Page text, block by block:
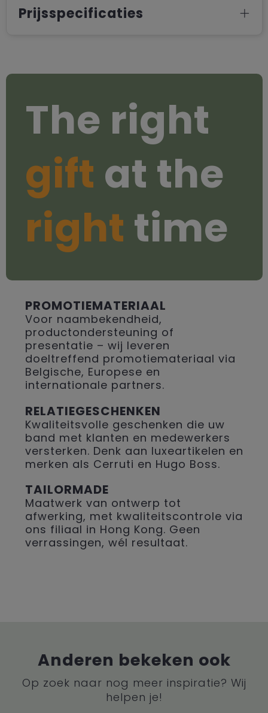
Prijsspecificaties
The right
gift at the
right time
PROMOTIEMATERIAAL
Voor naambekendheid,
productondersteuning of
presentatie – wij leveren
doeltreffend promotiemateriaal via
Belgische, Europese en
internationale partners.
RELATIEGESCHENKEN
Kwaliteitsvolle geschenken die uw
band met klanten en medewerkers
versterken. Denk aan luxeartikelen en
merken als Cerruti en Hugo Boss.
TAILORMADE
Maatwerk van ontwerp tot
afwerking, met kwaliteitscontrole via
ons filiaal in Hong Kong. Geen
verrassingen, wél resultaat.
Anderen bekeken ook
Op zoek naar nog meer inspiratie? Wij
helpen je!